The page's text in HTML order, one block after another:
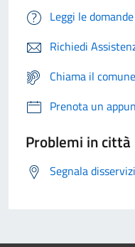
Leggi le
Richiedi
Chiama il
Prenota un
Problemi in città
Segnala